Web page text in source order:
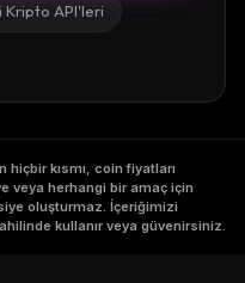
Kripto API'leri
hiçbir kısmı, coin fiyatları
veya herhangi bir amaç için
oluşturmaz. İçeriğimizi
kullanır veya güvenirsiniz.